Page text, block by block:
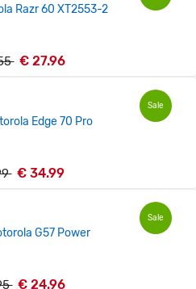
Razr 60 XT2553-2
€ 27.96
Sale
Edge 70 Pro
€ 34.99
Sale
G57 Power
€ 24.96